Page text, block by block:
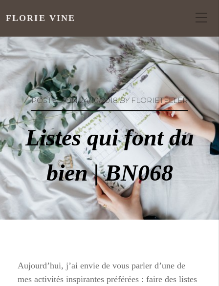
FLORIE VINE
POSTED ON24/10/2018BYFLORIETELLER
Listes qui font du
bien | BN068
Aujourd’hui, j’ai envie de vous parler d’une de
mes activités inspirantes préférées : faire des listes